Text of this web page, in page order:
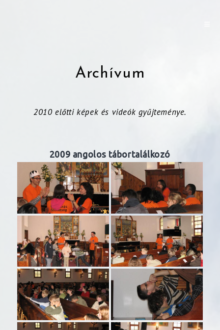
Archívum
2010 előtti képek és videók gyűjteménye.
2009 angolos tábortalálkozó